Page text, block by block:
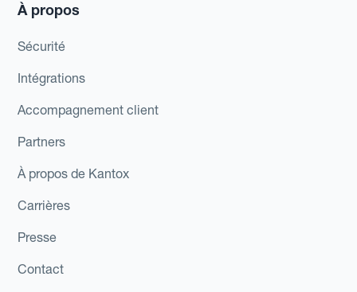
À propos
Sécurité
Intégrations
Accompagnement client
Partners
À propos de Kantox
Carrières
Presse
Contact